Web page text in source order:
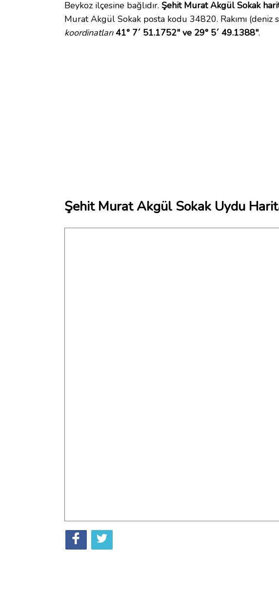
Beykoz ilçesine bağlıdır. Şehit Murat Akgül Sokak
Murat Akgül Sokak posta kodu 34820. Rakımı
koordinatları 41° 7´ 51.1752" ve 29° 5´ 49.1388".
Şehit Murat Akgül Sokak Uydu